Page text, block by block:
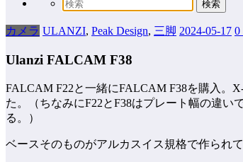
カメラ ULANZI, Peak Design, 三脚 2024-05-17 0
Ulanzi FALCAM F38
FALCAM F22と一緒にFALCAM F38を購入。
た。（ちなみにF22とF38はプレート幅の違
る。）
ベースそのものがアルカスイス規格で作られ